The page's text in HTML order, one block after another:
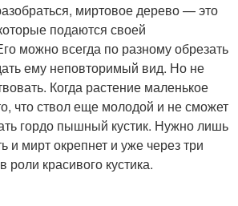
миртовое дерево — это
подаются своей
можно всегда по разному обрезать
ему неповторимый вид. Но не
Когда растение маленькое
что ствол еще молодой и не сможет
гордо пышный кустик. Нужно лишь
и мирт окрепнет и уже через три
роли красивого кустика.